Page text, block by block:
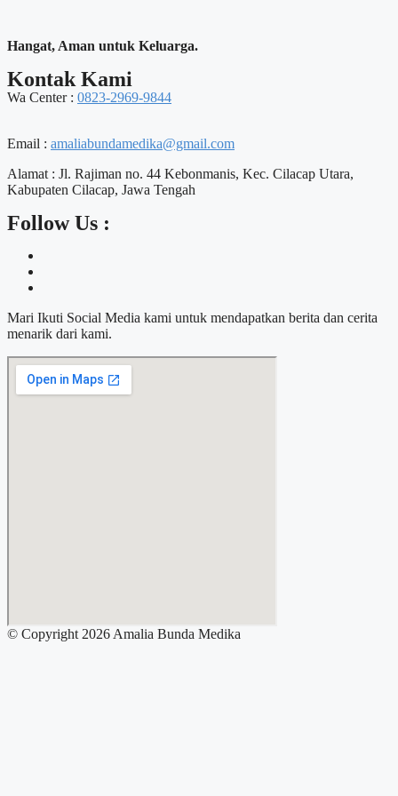
Hangat, Aman untuk Keluarga.
Kontak Kami
Wa Center : 0823-2969-9844
Email : amaliabundamedika@gmail.com
Alamat : Jl. Rajiman no. 44 Kebonmanis, Kec. Cilacap Utara,
Kabupaten Cilacap, Jawa Tengah
Follow Us :
Mari Ikuti Social Media kami untuk mendapatkan berita dan cerita
menarik dari kami.
© Copyright 2026 Amalia Bunda Medika